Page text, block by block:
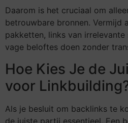
Daarom is het cruciaal om
betrouwbare bronnen. Vermijd
pakketten, links van
vage beloftes doen zonder
Hoe Kies Je de
voor
Als je besluit om backlinks te
de juiste partij essentieel. Een